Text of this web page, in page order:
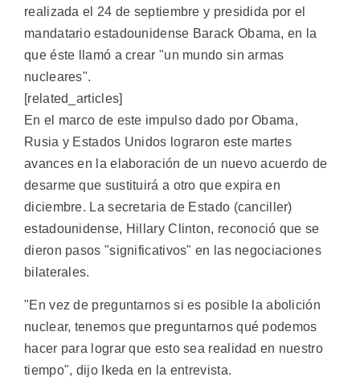
realizada el 24 de septiembre y presidida por el
mandatario estadounidense Barack Obama, en la
que éste llamó a crear "un mundo sin armas
nucleares".
[related_articles]
En el marco de este impulso dado por Obama,
Rusia y Estados Unidos lograron este martes
avances en la elaboración de un nuevo acuerdo de
desarme que sustituirá a otro que expira en
diciembre. La secretaria de Estado (canciller)
estadounidense, Hillary Clinton, reconoció que se
dieron pasos "significativos" en las negociaciones
bilaterales.
"En vez de preguntarnos si es posible la abolición
nuclear, tenemos que preguntarnos qué podemos
hacer para lograr que esto sea realidad en nuestro
tiempo", dijo Ikeda en la entrevista.